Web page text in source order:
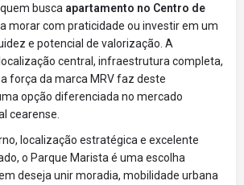
busca apartamento no Centro de
morar com praticidade ou investir em um
e potencial de valorização. A
central, infraestrutura completa,
força da marca MRV faz deste
opção diferenciada no mercado
cearense.
localização estratégica e excelente
o Parque Marista é uma escolha
deseja unir moradia, mobilidade urbana